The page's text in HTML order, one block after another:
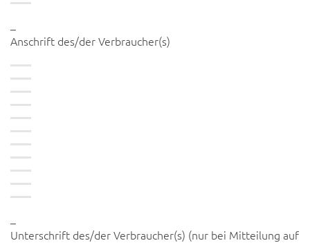
Anschrift des/der Verbraucher(s)
Unterschrift des/der Verbraucher(s) (nur bei Mitteilung auf